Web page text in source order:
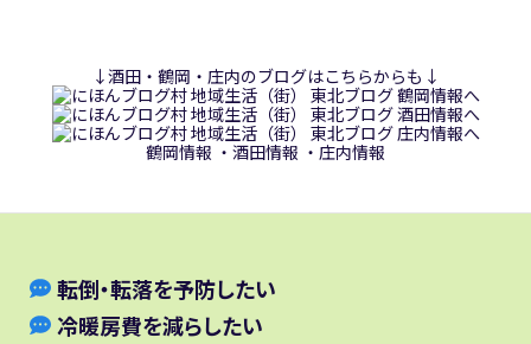
↓酒田・鶴岡・庄内のブログはこちらからも↓
鶴岡情報 ・ 酒田情報 ・ 庄内情報
転倒・転落を予防したい
冷暖房費を減らしたい